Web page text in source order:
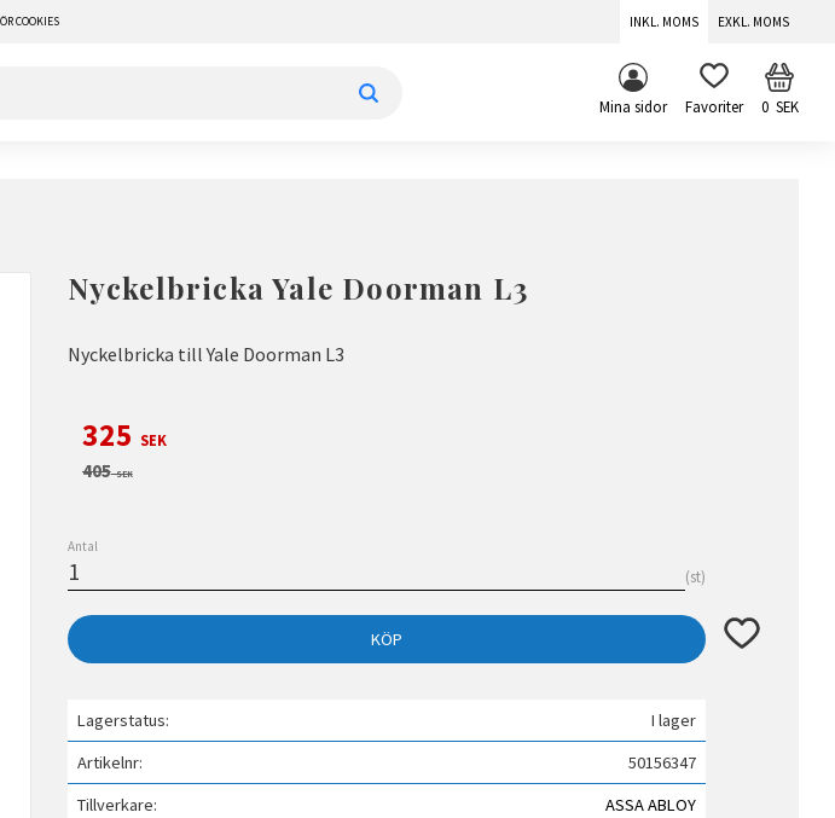
COOKIES INKL. MOMS EXKL. MOMS
Mina sidor FAVORITER 0SEK
Nyckelbricka Yale Doorman L3
Nyckelbricka till Yale Doorman L3
Nedsatt pris:
325 SEK
Ordinarie pris:
405SEK
Antal
st
KÖP Lägg till i
Lagerstatus
I lager
Artikelnr
50156347
Tillverkare
ASSA ABLOY